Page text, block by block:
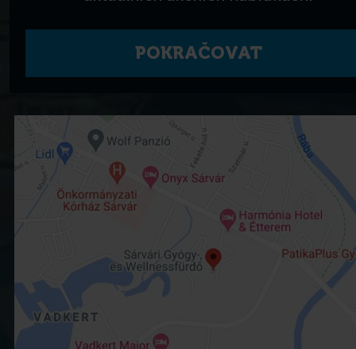
POKRAČOVAT